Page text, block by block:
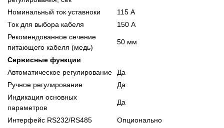
Номинальный ток уставноки
115 А
Ток для выбора кабеля
150 А
Рекомендованное сечение
питающего кабеля (медь)
50 мм
Сервисные функции
Автоматическое регулирование
Да
Ручное регулирование
Да
Индикация основных
параметров
Да
Интерфейс RS232/RS485
Опционально